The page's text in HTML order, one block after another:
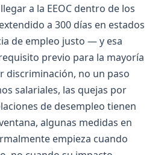
a la EEOC dentro de los
a 300 días en estados
de empleo justo — y esa
previo para la mayoría
discriminación, no un paso
salariales, las quejas por
de desempleo tienen
algunas medidas en
empieza cuando